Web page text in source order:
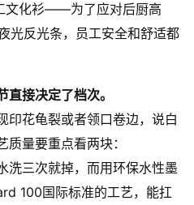
文化衫——为了应对后厨高
光反光条，员工安全和舒适都
接决定了档次。
印花龟裂或者领口卷边，说白
量要重点看两块：
洗三次就掉，而用环保水性墨
100国际标准的工艺，能扛